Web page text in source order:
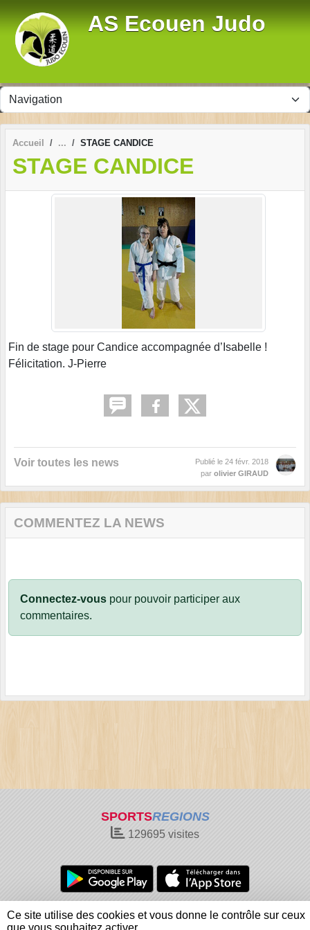
AS Ecouen Judo
Accueil STAGE CANDICE
STAGE CANDICE
Fin de stage pour Candice accompagnée d’Isabelle !
Félicitation. J-Pierre
Voir toutes les news Publié le 24 févr. 2018
par olivier GIRAUD
COMMENTEZ LA NEWS
Connectez-vous pour pouvoir participer aux
commentaires.
SPORTSREGIONS
129695 visites
Charte cookies
Gestion des cookies
Informations légales
Signaler un contenu inapproprié
Ce site utilise des cookies et vous donne le contrôle sur ceux
que vous souhaitez activer